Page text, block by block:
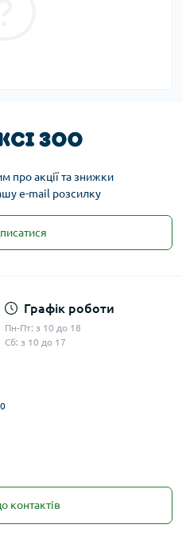
про акції та знижки
e-mail розсилку
Графік роботи
Пн-Пт: з 10 до 18
Сб: з 10 до 17
контактів